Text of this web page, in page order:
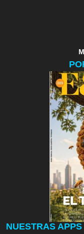
NUESTRAS APPS